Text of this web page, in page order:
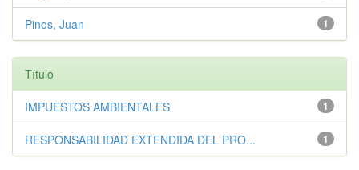
1
Pinos, Juan
Título
1
IMPUESTOS AMBIENTALES
1
RESPONSABILIDAD EXTENDIDA DEL PRO...